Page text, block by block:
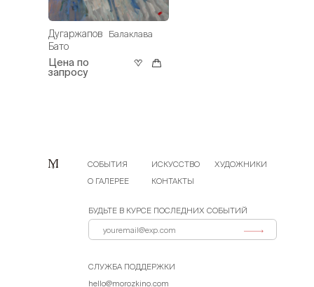
Дугаржапов
Бато
Балаклава
Цена по
запросу
СОБЫТИЯ ИСКУССТВО
ХУДОЖНИКИ
О ГАЛЕРЕЕ
КОНТАКТЫ
БУДЬТЕ В КУРСЕ ПОСЛЕДНИХ СОБЫТИЙ
СЛУЖБА ПОДДЕРЖКИ
hello@morozkino.com